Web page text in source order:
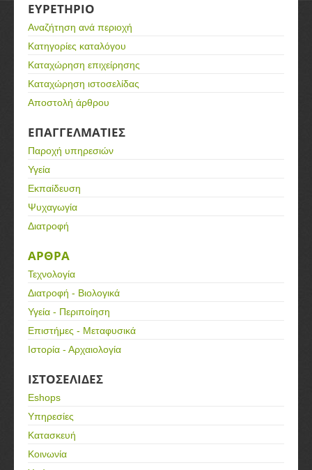
ΕΥΡΕΤΗΡΙΟ
Αναζήτηση ανά περιοχή
Κατηγορίες καταλόγου
Καταχώρηση επιχείρησης
Καταχώρηση ιστοσελίδας
Αποστολή άρθρου
ΕΠΑΓΓΕΛΜΑΤΙΕΣ
Παροχή υπηρεσιών
Υγεία
Εκπαίδευση
Ψυχαγωγία
Διατροφή
ΑΡΘΡΑ
Τεχνολογία
Διατροφή - Βιολογικά
Υγεία - Περιποίηση
Επιστήμες - Μεταφυσικά
Ιστορία - Αρχαιολογία
ΙΣΤΟΣΕΛΙΔΕΣ
Eshops
Υπηρεσίες
Κατασκευή
Κοινωνία